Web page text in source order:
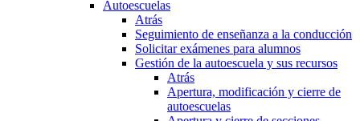
Autoescuelas
Atrás
Seguimiento de enseñanza a la conducción
Solicitar exámenes para alumnos
Gestión de la autoescuela y sus recursos
Atrás
Apertura, modificación y cierre de
autoescuelas